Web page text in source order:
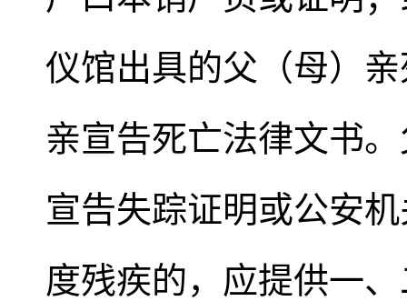
仪馆出具的父（母）
亲宣告死亡法律文书
宣告失踪证明或公安
度残疾的，应提供一